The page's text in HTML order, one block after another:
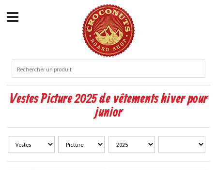
Vestes Picture 2025 de vêtements hiver pour
junior